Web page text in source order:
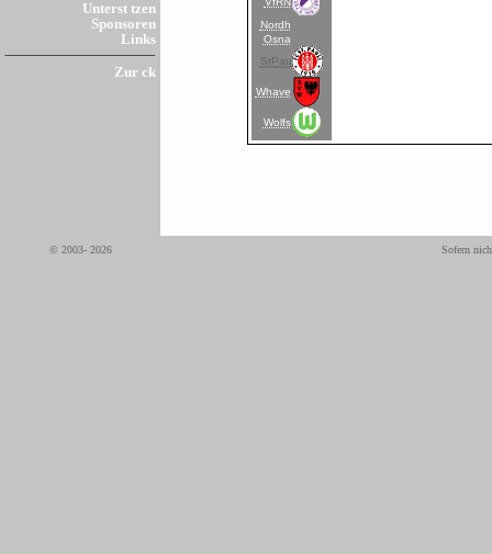
Unterst tzen
Sponsoren
Links
Zur ck
Nordh
Osna
StPau
Whave
Wolfs
© 2003- 2026 Sofern